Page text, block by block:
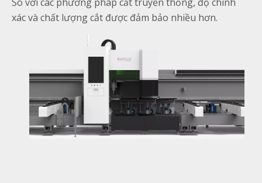
xác và chất lượng cắt được đảm bảo nhiều hơn.